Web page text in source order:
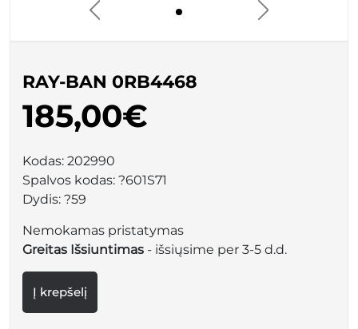
RAY-BAN 0RB4468
185,00€
Kodas: 202990
Spalvos kodas: ?601S71
Dydis: ?59
Nemokamas pristatymas
Greitas Išsiuntimas - išsiųsime per 3-5 d.d.
Į krepšelį